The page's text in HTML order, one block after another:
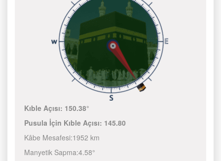
Kıble Açısı: 150.38°
Pusula İçin Kıble Açısı: 145.80
Kâbe Mesafesi:1952 km
Manyetik Sapma:4.58°